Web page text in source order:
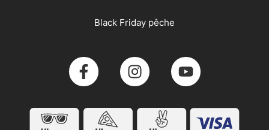
Black Friday pêche